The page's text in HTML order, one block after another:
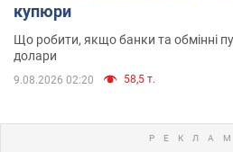
купюри
Що робити, якщо банки та обмінні
долари
9.08.2026 02:20 58,5 т.